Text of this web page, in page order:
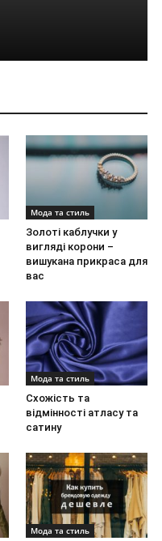
Мода та стиль
Золоті каблучки у
вигляді корони –
вишукана прикраса для
вас
Мода та стиль
Схожість та
відмінності атласу та
сатину
Мода та стиль